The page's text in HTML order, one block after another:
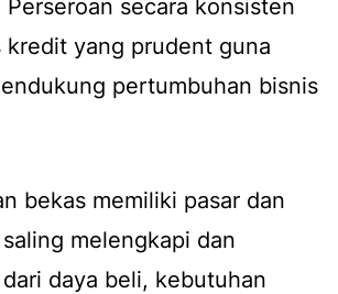
secara konsisten
kredit yang prudent guna
pertumbuhan bisnis
bekas memiliki pasar dan
melengkapi dan
daya beli, kebutuhan